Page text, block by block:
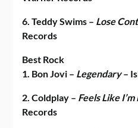
6. Teddy Swims – Lose
Records
Best Rock
1. Bon Jovi – Legendary–
2. Coldplay – Feels Like
Records